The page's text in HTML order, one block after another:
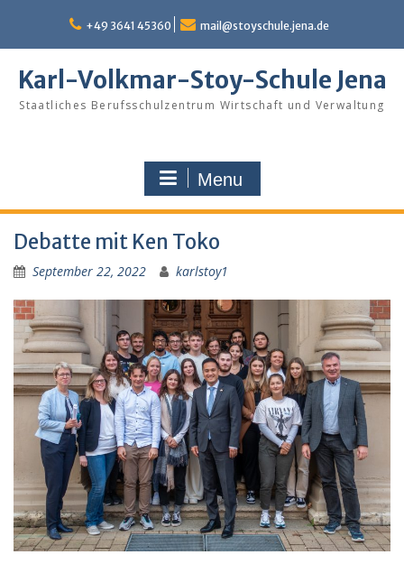
content
+49 3641 45360 mail@stoyschule.jena.de
Karl-Volkmar-Stoy-Schule Jena
Staatliches Berufsschulzentrum Wirtschaft und Verwaltung
Menu
Debatte mit Ken Toko
September 22, 2022 karlstoy1